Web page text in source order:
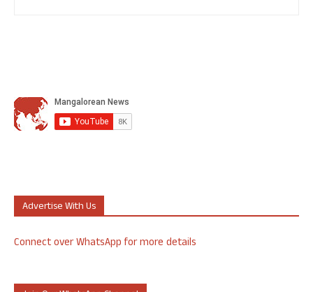
Advertise With Us
Connect over WhatsApp for more details